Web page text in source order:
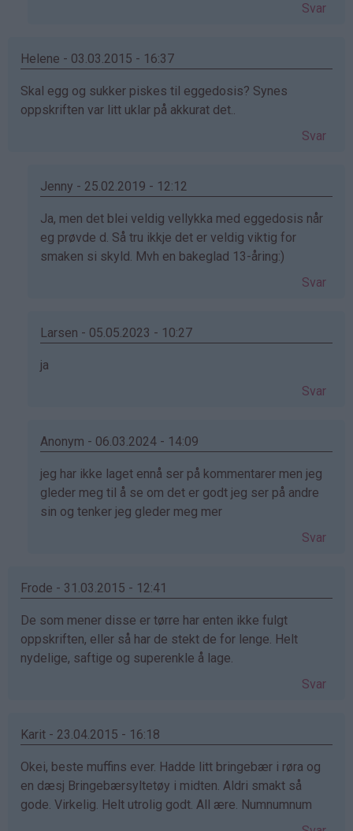
bekreftet)
Svar
Helene - 03.03.2015 - 16:37
Skal egg og sukker piskes til eggedosis? Synes
oppskriften var litt uklar på akkurat det..
Svar
Jenny - 25.02.2019 - 12:12
Som
svar
på
bekreftet)
Ja, men det blei veldig vellykka med eggedosis når
eg prøvde d. Så tru ikkje det er veldig viktig for
smaken si skyld. Mvh en bakeglad 13-åring:)
Svar
Larsen - 05.05.2023 - 10:27
Som
Helene
bekreftet)
ja
Svar
Anonym - 06.03.2024 - 14:09
Som
svar
på
bekreftet)
jeg har ikke laget ennå ser på kommentarer men jeg
gleder meg til å se om det er godt jeg ser på andre
sin og tenker jeg gleder meg mer
Svar
Frode - 31.03.2015 - 12:41
De som mener disse er tørre har enten ikke fulgt
oppskriften, eller så har de stekt de for lenge. Helt
nydelige, saftige og superenkle å lage.
Svar
Karit - 23.04.2015 - 16:18
Okei, beste muffins ever. Hadde litt bringebær i røra og
en dæsj Bringebærsyltetøy i midten. Aldri smakt så
gode. Virkelig. Helt utrolig godt. All ære. Numnumnum